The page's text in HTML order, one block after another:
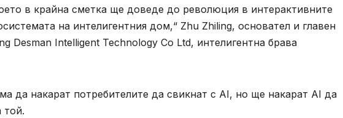
в крайна сметка ще доведе до революция в интерактивните
на интелигентния дом,“ Zhu Zhiling, основател и главен
Desman Intelligent Technology Co Ltd, интелигентна брава
да накарат потребителите да свикнат с AI, но ще накарат AI да
той.